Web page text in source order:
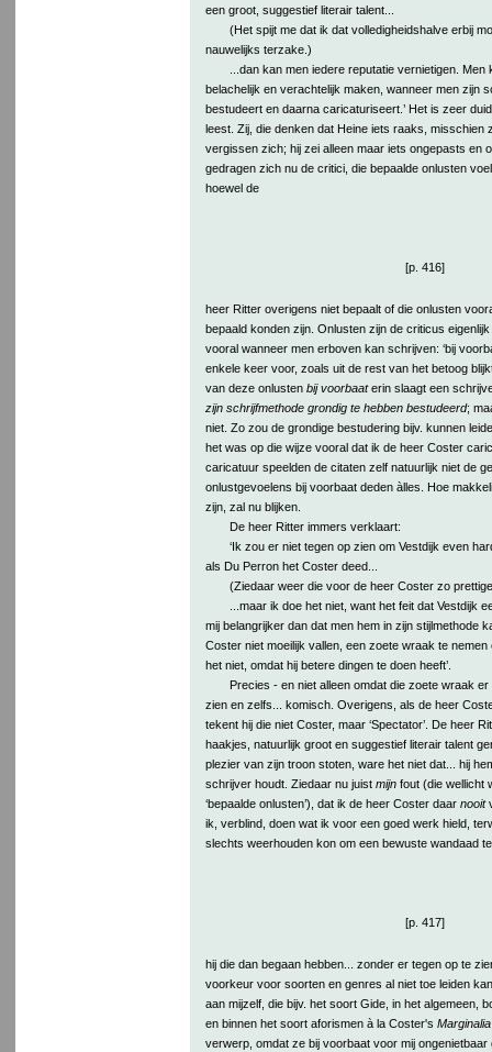
een groot, suggestief literair talent...
(Het spijt me dat ik dat volledigheidshalve erbij
nauwelijks terzake.)
...dan kan men iedere reputatie vernietigen.
belachelijk en verachtelijk maken, wanneer men zijn
bestudeert en daarna caricaturiseert.’ Het is zeer
leest. Zij, die denken dat Heine iets raaks, misschien
vergissen zich; hij zei alleen maar iets ongepasts en
gedragen zich nu de critici, die bepaalde onlusten
hoewel de
[p. 416]
heer Ritter overigens niet bepaalt of die onlusten
bepaald konden zijn. Onlusten zijn de criticus
vooral wanneer men erboven kan schrijven: ‘bij
enkele keer voor, zoals uit de rest van het betoog
van deze onlusten bij voorbaaterin slaagt een
zijn schrijfmethode grondig te hebben bestudeerd;
niet. Zo zou de grondige bestudering bijv. kunnen
het was op die wijze vooral dat ik de heer Coster
caricatuur speelden de citaten zelf natuurlijk niet de
onlustgevoelens bij voorbaat deden àlles. Hoe
zijn, zal nu blijken.
De heer Ritter immers verklaart:
‘Ik zou er niet tegen op zien om Vestdijk even
als Du Perron het Coster deed...
(Ziedaar weer die voor de heer Coster zo
...maar ik doe het niet, want het feit dat Vestdijk
mij belangrijker dan dat men hem in zijn stijlmethode
Coster niet moeilijk vallen, een zoete wraak te
het niet, omdat hij betere dingen te doen heeft’.
Precies - en niet alleen omdat die zoete wraak
zien en zelfs... komisch. Overigens, als de heer
tekent hij die niet Coster, maar ‘Spectator’. De heer
haakjes, natuurlijk groot en suggestief literair talent
plezier van zijn troon stoten, ware het niet dat... hij
schrijver houdt. Ziedaar nu juist mijnfout (die wellicht
‘bepaalde onlusten’), dat ik de heer Coster daar nooit
ik, verblind, doen wat ik voor een goed werk hield,
slechts weerhouden kon om een bewuste wandaad
[p. 417]
hij die dan begaan hebben... zonder er tegen op te
voorkeur voor soorten en genres al niet toe leiden
aan mijzelf, die bijv. het soort Gide, in het algemeen,
en binnen het soort aforismen à la Coster's Marginalia
verwerp, omdat ze bij voorbaat voor mij ongenietbaar